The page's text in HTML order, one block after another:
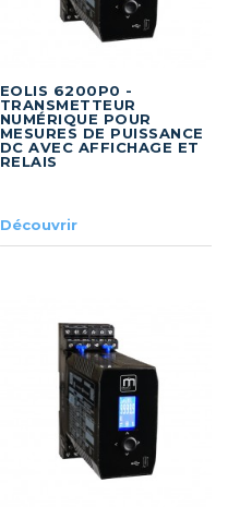
EOLIS 6200P0 -
TRANSMETTEUR
NUMÉRIQUE POUR
MESURES DE PUISSANCE
DC AVEC AFFICHAGE ET
RELAIS
Découvrir